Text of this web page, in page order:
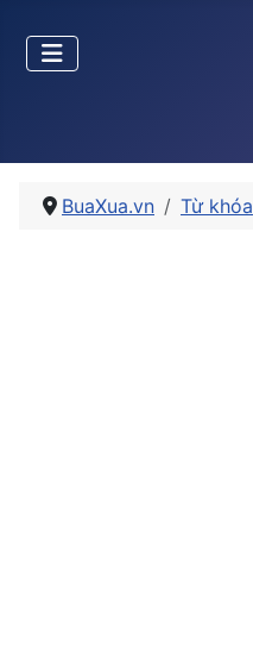
BuaXua.vn Từ khóa